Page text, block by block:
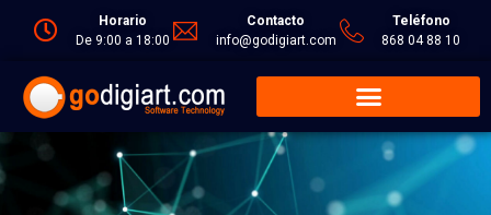
Horario
De 9:00 a 18:00
Contacto
info@godigiart.com
Teléfono
868 04 88 10